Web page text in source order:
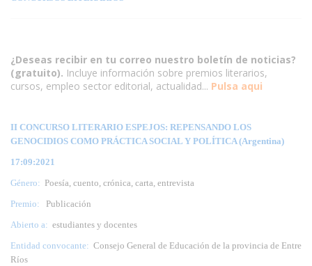
¿Deseas recibir en tu correo nuestro boletín de noticias?
(gratuito). Incluye información sobre premios literarios,
cursos, empleo sector editorial, actualidad... Pulsa aqui
II CONCURSO LITERARIO ESPEJOS: REPENSANDO LOS
GENOCIDIOS COMO PRÁCTICA SOCIAL Y POLÍTICA (Argentina)
17:09:2021
Género: Poesía, cuento, crónica, carta, entrevista
Premio:
Publicación
Abierto a: estudiantes y docentes
Entidad convocante: Consejo General de Educación de la provincia de Entre
Ríos